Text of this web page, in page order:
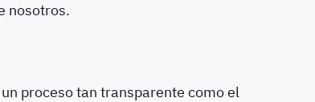
nosotros.
proceso tan transparente como el